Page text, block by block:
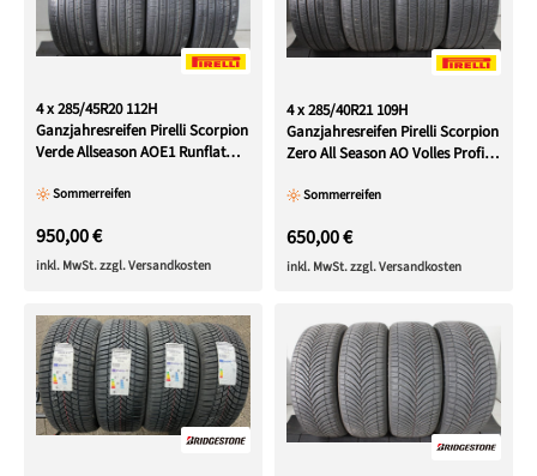
4 x 285/45R20 112H
Ganzjahresreifen Pirelli Scorpion
Verde Allseason AOE1 Runflat
Sommerreifen
950,00 €
inkl. MwSt. zzgl. Versandkosten
4 x 285/40R21 109H
Ganzjahresreifen Pirelli Scorpion
Zero All Season AO Volles Profil
Sommerreifen
650,00 €
inkl. MwSt. zzgl. Versandkosten